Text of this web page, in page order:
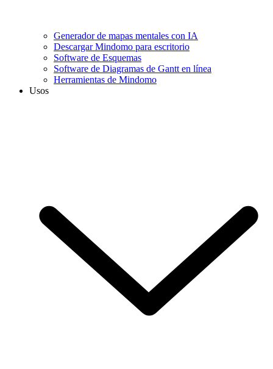
Generador de mapas mentales con IA
Descargar Mindomo para escritorio
Software de Esquemas
Software de Diagramas de Gantt en línea
Herramientas de Mindomo
Usos